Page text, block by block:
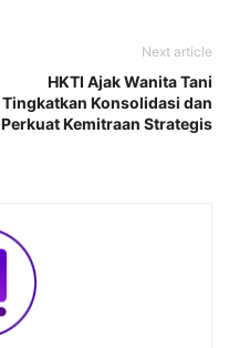
Next article
HKTI Ajak Wanita Tani
Tingkatkan Konsolidasi dan
Perkuat Kemitraan Strategis